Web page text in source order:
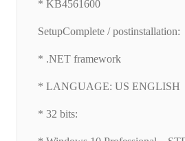
* KB4561600
SetupComplete / postinstallation:
* .NET framework
* LANGUAGE: US ENGLISH
* 32 bits: